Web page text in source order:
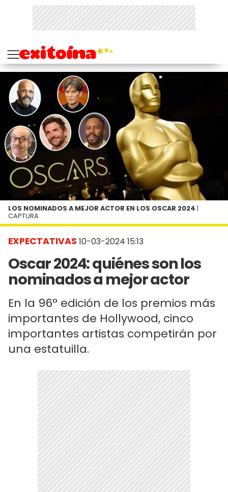
EXPECTATIVAS 10-03-2024 15:13
Oscar 2024: quiénes son los
nominados a mejor actor
En la 96° edición de los premios más
importantes de Hollywood, cinco
importantes artistas competirán por
una estatuilla.
LOS NOMINADOS A MEJOR ACTOR EN LOS OSCAR 2024 |
CAPTURA